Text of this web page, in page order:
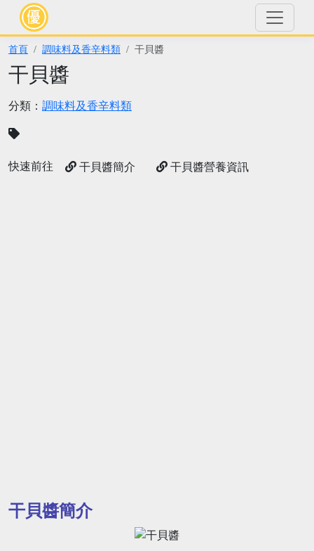
首頁 調味料及香辛料類 干貝醬
干貝醬
分類： 調味料及香辛料類
快速前往 干貝醬簡介 干貝醬營養資訊
干貝醬簡介